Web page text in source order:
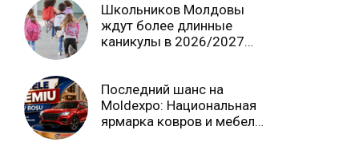
Школьников Молдовы
ждут более длинные
каникулы в 2026/2027
Последний шанс на
Moldexpo: Национальная
ярмарка ковров и мебели